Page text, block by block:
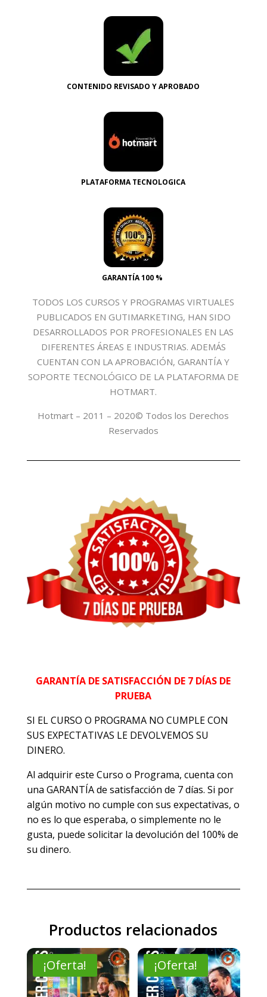
CONTENIDO REVISADO Y APROBADO
PLATAFORMA TECNOLOGICA
GARANTÍA 100 %
TODOS LOS CURSOS Y PROGRAMAS VIRTUALES
PUBLICADOS EN GUTIMARKETING, HAN SIDO
DESARROLLADOS POR PROFESIONALES EN LAS
DIFERENTES ÁREAS E INDUSTRIAS. ADEMÁS
CUENTAN CON LA APROBACIÓN, GARANTÍA Y
SOPORTE TECNOLÓGICO DE LA PLATAFORMA DE
HOTMART.
Hotmart – 2011 – 2020© Todos los Derechos
Reservados
GARANTÍA DE SATISFACCIÓN DE 7 DÍAS DE
PRUEBA
SI EL CURSO O PROGRAMA NO CUMPLE CON
SUS EXPECTATIVAS LE DEVOLVEMOS SU
DINERO.
Al adquirir este Curso o Programa, cuenta con
una GARANTÍA de satisfacción de 7 días. Si por
algún motivo no cumple con sus expectativas, o
no es lo que esperaba, o simplemente no le
gusta, puede solicitar la devolución del 100% de
su dinero.
Productos relacionados
¡Oferta! ¡Oferta!